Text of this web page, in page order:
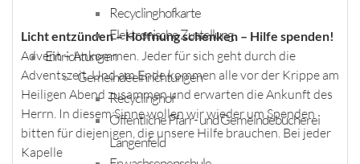
Recyclinghofkarte
Elektronische Zustellung
Einrichtungen
Gemeindeeinrichtungen
Recyclinghof
Öffentliche Pfarr- und Gemeindebücherei
Längenfeld
Licht entzünden – Hoffnung schenken – Hilfe spenden!
Advent – Ankommen. Jeder für sich geht durch die
Adventszeit. Und am Ende kommen alle vor der Krippe am
Heiligen Abend zusammen und erwarten die Ankunft des
Herrn. In diesem Sinne wollen wir wieder um Spenden
bitten für diejenigen, die unsere Hilfe brauchen. Bei jeder
Kapelle